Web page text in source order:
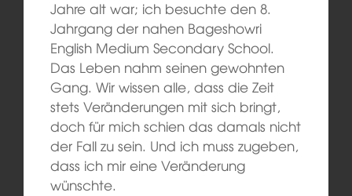
Jahre alt war; ich besuchte den 8.
Jahrgang der nahen Bageshowri
English Medium Secondary School.
Das Leben nahm seinen gewohnten
Gang. Wir wissen alle, dass die Zeit
stets Veränderungen mit sich bringt,
doch für mich schien das damals nicht
der Fall zu sein. Und ich muss zugeben,
dass ich mir eine Veränderung
wünschte.